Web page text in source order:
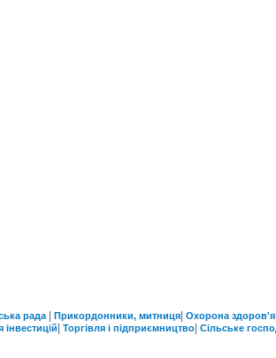
рада Прикордонники, митниця| Охорона здоров'я|
інвестицій Торгівля і підприємництво Сільське